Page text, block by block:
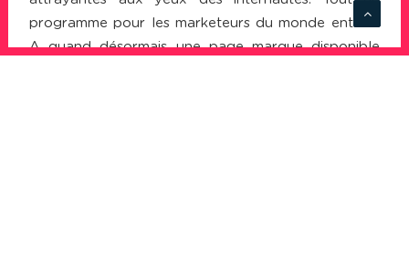
programme pour les marketeurs du monde entier !
A quand désormais une page marque disponible